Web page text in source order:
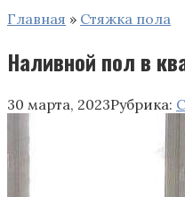
Главная » Стяжка пола
Наливной пол в
30 марта, 2023Рубрика: